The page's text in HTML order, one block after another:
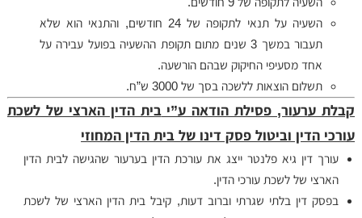
השעיה על תנאי לתקופה של 24 חודשים, והתנאי הוא שלא
תעבור במשך 3 שנים מתום תקופת ההשעיה בפועל עבירה על
אחד מסעיפי החיקוק שבהם הורשעה.
תשלום הוצאות ללשכה בסך של 3000 ש”ח.
קבלת ערעור, פסילת הודאה ע”יבית הדין הארצי של לשכת
עורכי הדין וביטול פסק דינו של בית הדין המחוזי
עורך דין גיא פלנטר ייצג את עורכת הדין בערעור שהגישה לבית הדין
הארצי של לשכת עורכי הדין.
בפסק דין בלתי שגרתי וברוב דעות, קיבל בית הדין הארצי של לשכת